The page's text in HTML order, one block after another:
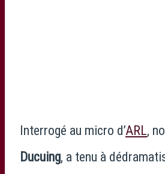
Interrogé au micro d’ARL,
Ducuing, a tenu à